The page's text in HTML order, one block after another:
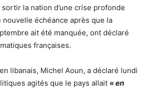
sortir la nation d’une crise profonde
nouvelle échéance après que la
ait été manquée, ont déclaré
françaises.
libanais, Michel Aoun, a déclaré lundi
agités que le pays allait « en